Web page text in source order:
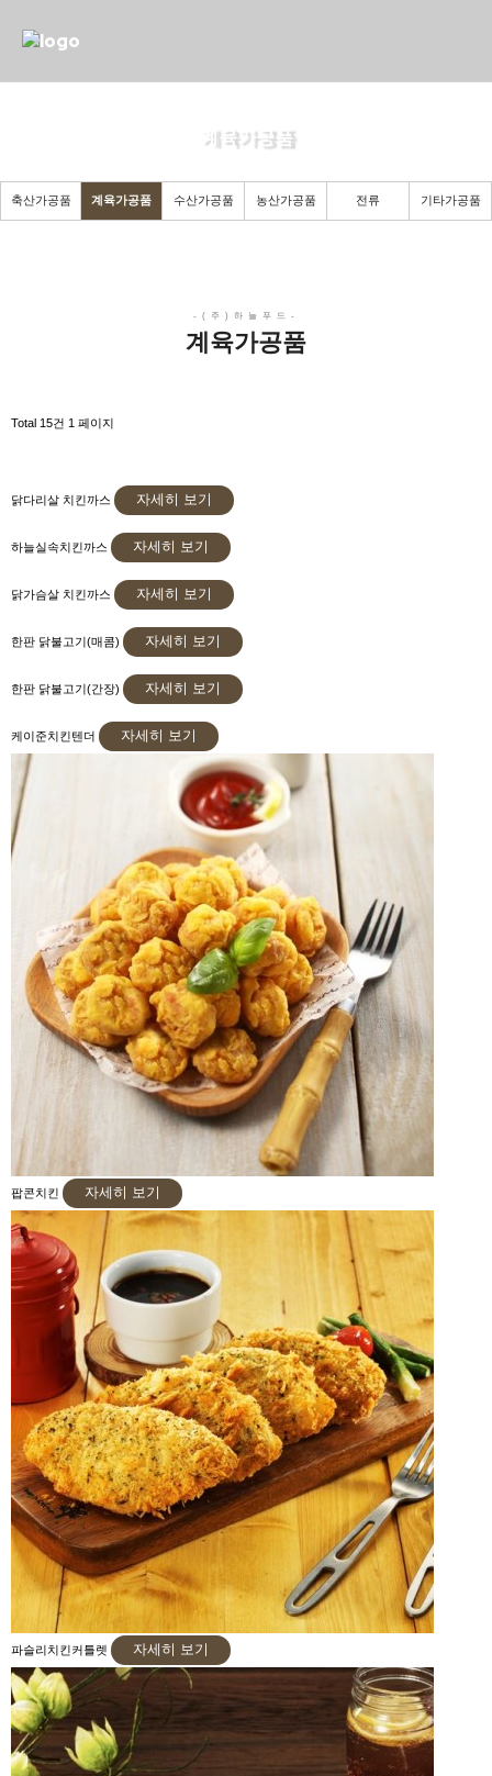
계육가공품
축산가공품 계육가공품 수산가공품 농산가공품 전류 기타가공품
계육가공품
Total 15건 1 페이지
닭다리살 치킨까스 자세히 보기
하늘실속치킨까스 자세히 보기
닭가슴살 치킨까스 자세히 보기
한판 닭불고기(매콤) 자세히 보기
한판 닭불고기(간장) 자세히 보기
케이준치킨텐더 자세히 보기
팝콘치킨 자세히 보기
파슬리치킨커틀렛 자세히 보기